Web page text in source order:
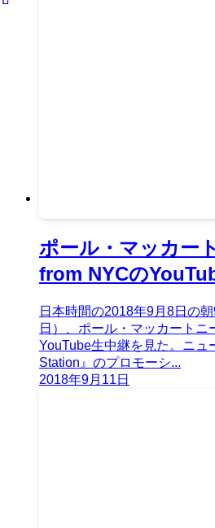
ポール・マッカー
from NYCの
日本時間の2018年9月8日の
日）、ポール・マッカートニ
YouTube生中継を見た。ニュ
Station』のプロモーシ...
2018年9月11日